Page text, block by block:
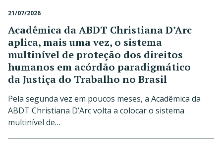
21/07/2026
Acadêmica da ABDT Christiana D’Arc
aplica, mais uma vez, o sistema
multinível de proteção dos direitos
humanos em acórdão paradigmático
da Justiça do Trabalho no Brasil
Pela segunda vez em poucos meses, a Acadêmica da
ABDT Christiana D’Arc volta a colocar o sistema
multinível de…